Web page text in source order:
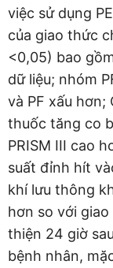
việc sử dụng
của giao thức
<0,05) bao
dữ liệu; nhóm
và PF xấu hơn;
thuốc tăng co
PRISM III cao
suất đỉnh hít
khí lưu thông
hơn so với
thiện 24 giờ
bệnh nhân,